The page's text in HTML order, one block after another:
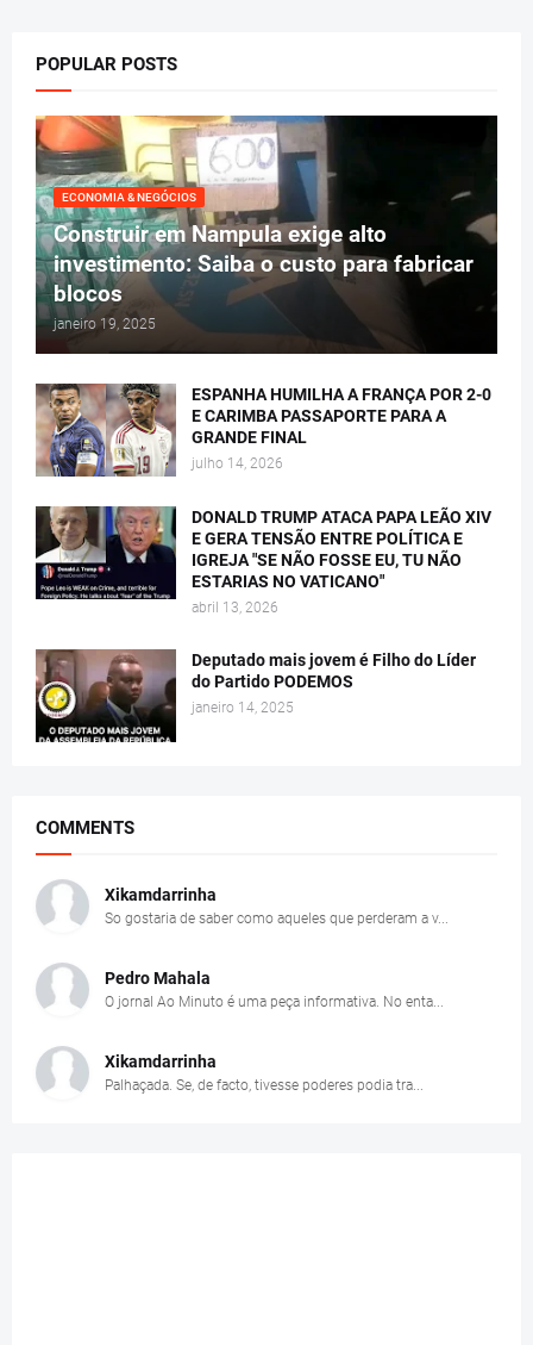
POPULAR POSTS
ECONOMIA & NEGÓCIOS
Construir em Nampula exige alto
investimento: Saiba o custo para fabricar
blocos
janeiro 19, 2025
ESPANHA HUMILHA A FRANÇA POR 2-0
E CARIMBA PASSAPORTE PARA A
GRANDE FINAL
julho 14, 2026
DONALD TRUMP ATACA PAPA LEÃO XIV
E GERA TENSÃO ENTRE POLÍTICA E
IGREJA "SE NÃO FOSSE EU, TU NÃO
ESTARIAS NO VATICANO"
abril 13, 2026
Deputado mais jovem é Filho do Líder
do Partido PODEMOS
janeiro 14, 2025
COMMENTS
Xikamdarrinha
So gostaria de saber como aqueles que perderam a v...
Pedro Mahala
O jornal Ao Minuto é uma peça informativa. No enta...
Xikamdarrinha
Palhaçada. Se, de facto, tivesse poderes podia tra...